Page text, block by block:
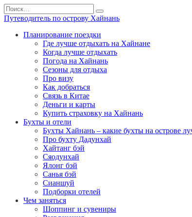
Перейти
к
содержанию
Search
for:
Путеводитель по острову Хайнань
Планирование поездки
Где лучше отдыхать на Хайнане
Когда лучше отдыхать
Погода на Хайнань
Сезоны для отдыха
Про визу
Как добраться
Связь в Китае
Деньги и карты
Купить страховку на Хайнань
Бухты и отели
Бухты Хайнань – какие бухты на острове
Про бухту Дадунхай
Хайтанг бэй
Сяодунхай
Ялонг бэй
Санья бэй
Сианшуй
Подборки отелей
Чем заняться
Шоппинг и сувениры